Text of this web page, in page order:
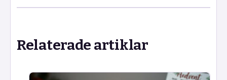
Relaterade artiklar